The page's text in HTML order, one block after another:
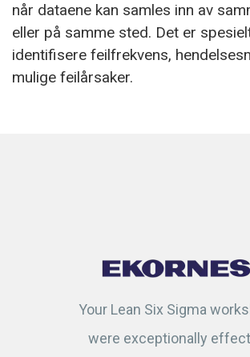
når dataene kan samles inn av
eller på samme sted. Det er
identifisere feilfrekvens,
mulige feilårsaker.
Your Lean Six Sigma
were exceptionally